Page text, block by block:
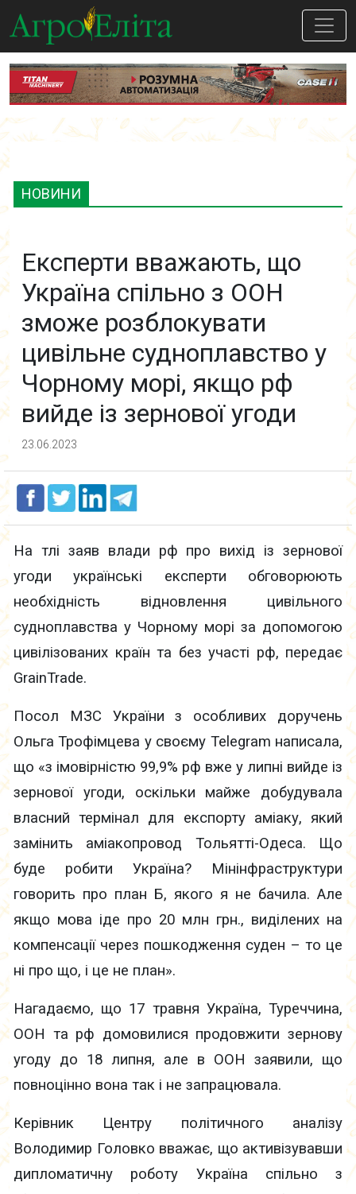
НОВИНИ
Експерти вважають, що
Україна спільно з ООН
зможе розблокувати
цивільне судноплавство у
Чорному морі, якщо рф
вийде із зернової угоди
23.06.2023
На тлі заяв влади рф про вихід із зернової
угоди українські експерти обговорюють
необхідність відновлення цивільного
судноплавства у Чорному морі за допомогою
цивілізованих країн та без участі рф, передає
GrainTrade.
Посол МЗС України з особливих доручень
Ольга Трофімцева у своєму Telegram написала,
що «з імовірністю 99,9% рф вже у липні вийде із
зернової угоди, оскільки майже добудувала
власний термінал для експорту аміаку, який
замінить аміакопровод Тольятті-Одеса. Що
буде робити Україна? Мінінфраструктури
говорить про план Б, якого я не бачила. Але
якщо мова іде про 20 млн грн., виділених на
компенсації через пошкодження суден – то це
ні про що, і це не план».
Нагадаємо, що 17 травня Україна, Туреччина,
ООН та рф домовилися продовжити зернову
угоду до 18 липня, але в ООН заявили, що
повноцінно вона так і не запрацювала.
Керівник Центру політичного аналізу
Володимир Головко вважає, що активізувавши
дипломатичну роботу Україна спільно з